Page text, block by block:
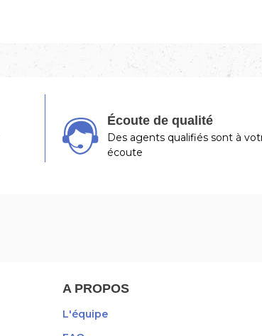
Écoute de qualité
Des agents qualifiés sont à
écoute
A PROPOS
L'équipe